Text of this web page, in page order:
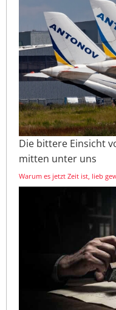
Die bittere Einsicht
mitten unter uns
Warum es jetzt Zeit ist, lieb